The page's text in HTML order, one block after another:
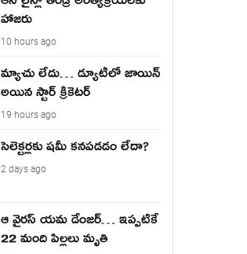
హాజరు
10 hours ago
మ్యాచు లేదు… డ్యూటీలో జాయిన్
అయిన స్టార్ క్రికెటర్
19 hours ago
సెలెక్టర్లకు షమీ కనపడడం లేదా?
2 days ago
ఆ వైరస్ యమ డేంజర్… ఇప్పటికే
22 మంది పిల్లలు మృతి